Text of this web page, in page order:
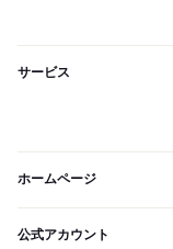
サービス
ホームページ
公式アカウント